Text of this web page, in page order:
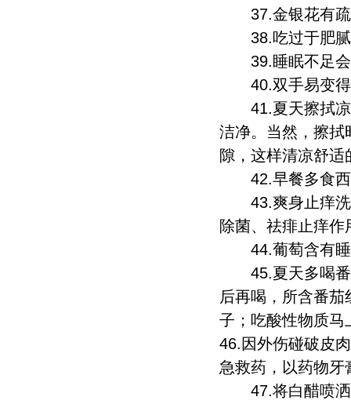
37.金银花有疏
38.吃过于肥腻
39.睡眠不足会
40.双手易变得
41.夏天擦拭凉
洁净。当然，擦拭
隙，这样清凉舒
42.早餐多食西
43.爽身止痒洗
除菌、祛痱止痒作
44.葡萄含有睡
45.夏天多喝番
后再喝，所含番
子；吃酸性物质马
46.因外伤碰破皮
急救药，以药物牙
47.将白醋喷洒